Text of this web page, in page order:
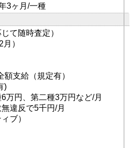
3ヶ月/一種
て随時査定）
）
支給（規定有）
)
万円、第二種3万円など/月
違反で5千円/月
ブ）